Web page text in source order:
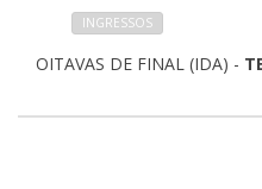
INGRESSOS
OITAVAS DE FINAL (IDA) -